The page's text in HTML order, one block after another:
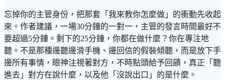
忘掉你的主管身份，把那套「我來教你怎麼做」的衝動先收起
來。作者建議，一場30分鐘的一對一，主管的發言時間最好不
要超過5分鐘。剩下的25分鐘，你都在做什麼？你在專注地
聽。不是那種邊聽邊滑手機、邊回信的假裝傾聽，而是放下手
邊所有事情，眼神注視著對方，不時點頭給予回饋，真正「聽
進去」對方在說什麼，以及他「沒說出口」的是什麼。